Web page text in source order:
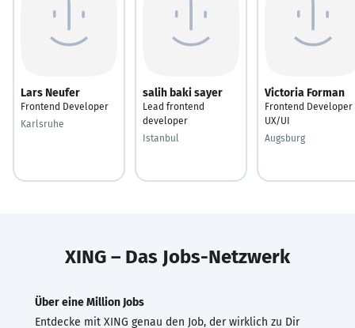
Lars Neufer
Frontend Developer
Karlsruhe
salih baki sayer
Lead frontend
developer
Istanbul
Victoria Forman
Frontend
UX/UI
Augsburg
XING – Das Jobs-Netzwerk
Über eine Million Jobs
Entdecke mit XING genau den Job, der wirklich zu Dir